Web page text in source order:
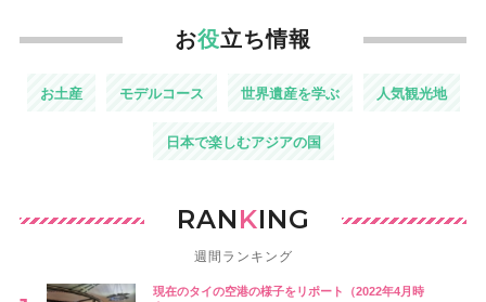
お役立ち情報
お土産 モデルコース 世界遺産を学ぶ 人気観光地
日本で楽しむアジアの国
RANKING
週間ランキング
現在のタイの空港の様子をリポート（2022年4月時